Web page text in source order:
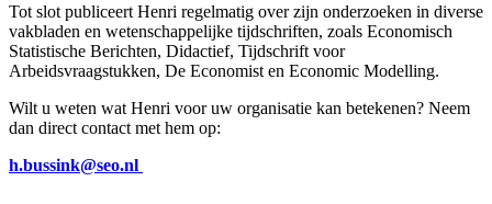
Tot slot publiceert Henri regelmatig over zijn onderzoeken in diverse
vakbladen en wetenschappelijke tijdschriften, zoals Economisch
Statistische Berichten, Didactief, Tijdschrift voor
Arbeidsvraagstukken, De Economist en Economic Modelling.
Wilt u weten wat Henri voor uw organisatie kan betekenen? Neem
dan direct contact met hem op:
h.bussink@seo.nl